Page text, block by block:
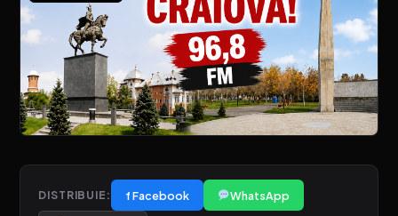
DISTRIBUIE: f Facebook WhatsApp